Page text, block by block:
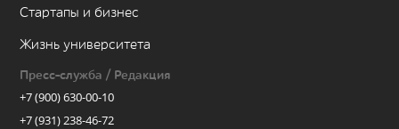
Стартапы и бизнес
Жизнь университета
Пресс-служба / Редакция
+7 (900) 630-00-10
+7 (931) 238-46-72